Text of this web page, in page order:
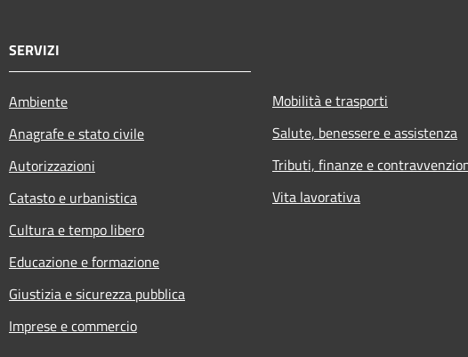
SERVIZI
Ambiente
Anagrafe e stato civile
Autorizzazioni
Catasto e urbanistica
Cultura e tempo libero
Educazione e formazione
Giustizia e sicurezza pubblica
Imprese e commercio
Mobilità e trasporti
Salute, benessere e assistenza
Tributi, finanze e
Vita lavorativa